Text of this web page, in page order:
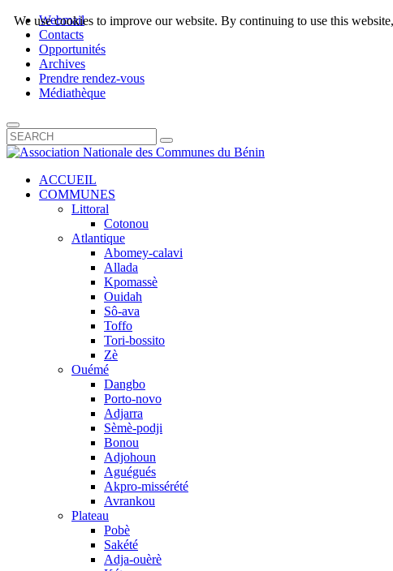
Webmail
Contacts
Opportunités
Archives
Prendre rendez-vous
Médiathèque
ACCUEIL
COMMUNES
Littoral
Cotonou
Atlantique
Abomey-calavi
Allada
Kpomassè
Ouidah
Sô-ava
Toffo
Tori-bossito
Zè
Ouémé
Dangbo
Porto-novo
Adjarra
Sèmè-podji
Bonou
Adjohoun
Aguégués
Akpro-missérété
Avrankou
Plateau
Pobè
Sakété
Adja-ouèrè
We use cookies to improve our website. By continuing to use this